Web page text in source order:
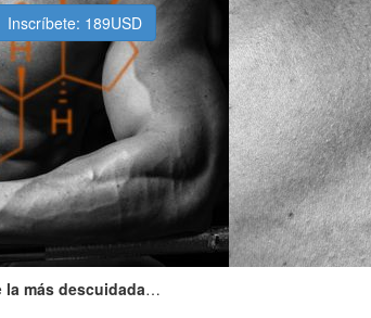
Inscríbete: 189USD
la más descuidada…